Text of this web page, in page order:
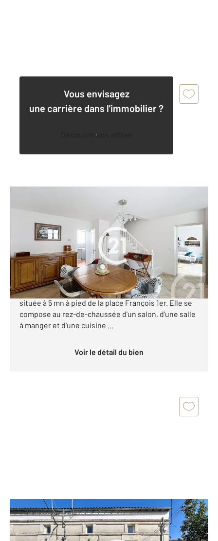
Vous envisagez
une carrière dans l'immobilier ?
Découvrir nos offres
Ref : 1592
Maison à vendre
217 710 €
Votre agence Century 21 vous propose en
exclusivité cette charmante maison idéalement
située à 5 mn à pied de la place François 1er. Elle se
compose au rez-de-chaussée d'un salon, d'une salle
à manger et d'une cuisine ...
Voir le détail du bien
COGNAC 16
79,50 m2, 3 pièces
Ref : 2905